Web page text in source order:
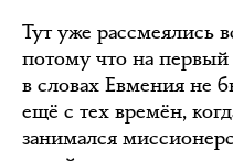
Тут уже рассмеялись
потому что на
в словах Евмения не
ещё с тех времён,
занимался